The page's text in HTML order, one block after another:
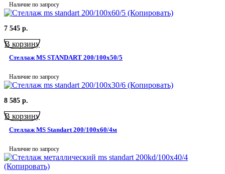
Наличие по запросу
7 545 р.
В корзину
Стеллаж MS STANDART 200/100х50/5
Наличие по запросу
8 585 р.
В корзину
Стеллаж MS Standart 200/100х60/4м
Наличие по запросу